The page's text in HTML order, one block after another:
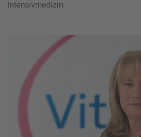
Intensivmedizin